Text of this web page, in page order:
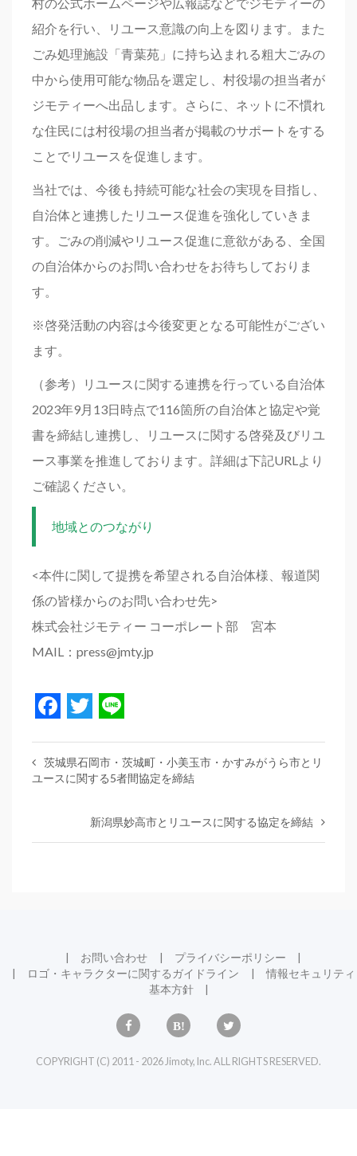
村の公式ホームページや広報誌などでジモティーの
紹介を行い、リユース意識の向上を図ります。また
ごみ処理施設「青葉苑」に持ち込まれる粗大ごみの
中から使用可能な物品を選定し、村役場の担当者が
ジモティーへ出品します。さらに、ネットに不慣れ
な住民には村役場の担当者が掲載のサポートをする
ことでリユースを促進します。
当社では、今後も持続可能な社会の実現を目指し、
自治体と連携したリユース促進を強化していきま
す。ごみの削減やリユース促進に意欲がある、全国
の自治体からのお問い合わせをお待ちしておりま
す。
※啓発活動の内容は今後変更となる可能性がござい
ます。
（参考）リユースに関する連携を行っている自治体
2023年9月13日時点で116箇所の自治体と協定や覚
書を締結し連携し、リユースに関する啓発及びリユ
ース事業を推進しております。詳細は下記URLより
ご確認ください。
地域とのつながり
<本件に関して提携を希望される自治体様、報道関
係の皆様からのお問い合わせ先>
株式会社ジモティー コーポレート部 宮本
MAIL：press@jmty.jp
Facebook
Twitter
茨城県石岡市・茨城町・小美玉市・かすみがうら市とリ
ユースに関する5者間協定を締結
新潟県妙高市とリユースに関する協定を締結
お問い合わせ
プライバシーポリシー
ロゴ・キャラクターに関するガイドライン
情報セキュリティ
基本方針
COPYRIGHT (C) 2011 - 2026 Jimoty, Inc. ALL RIGHTS RESERVED.